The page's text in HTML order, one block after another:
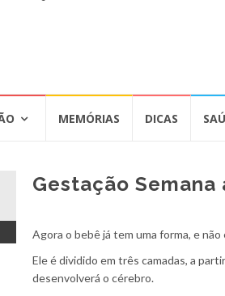
MEMÓRIAS DICAS
Gestação Semana
Agora o bebê já tem uma forma, e
Ele é dividido em três camadas, a
desenvolverá o cérebro.